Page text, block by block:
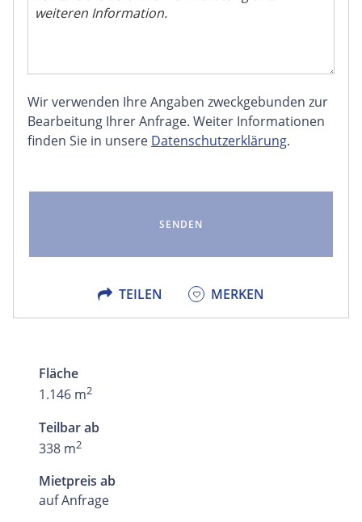
Wir verwenden Ihre Angaben zweckgebunden zur
Bearbeitung Ihrer Anfrage. Weiter Informationen
finden Sie in unsere Datenschutzerklärung.
TEILEN
FACEBOOK
X
MERKEN
Fläche
1.146 m2
Teilbar ab
338 m2
Mietpreis ab
auf Anfrage